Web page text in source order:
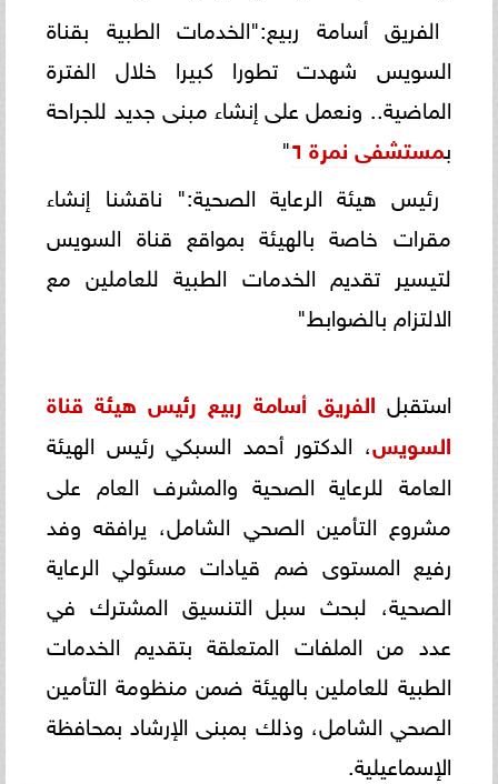
الفريق أسامة ربيع:"الخدمات الطبية بقناة
السويس شهدت تطورا كبيرا خلال الفترة
الماضية.. ونعمل على إنشاء مبنى جديد للجراحة
بمستشفى نمرة ٦ "
رئيس هيئة الرعاية الصحية:" ناقشنا إنشاء
مقرات خاصة بالهيئة بمواقع قناة السويس
لتيسير تقديم الخدمات الطبية للعاملين مع
الالتزام بالضوابط"
استقبل الفريق أسامة ربيع رئيس هيئة قناة
السويس، الدكتور أحمد السبكي رئيس الهيئة
العامة للرعاية الصحية والمشرف العام على
مشروع التأمين الصحي الشامل، يرافقه وفد
رفيع المستوى ضم قيادات مسئولي الرعاية
الصحية، لبحث سبل التنسيق المشترك في
عدد من الملفات المتعلقة بتقديم الخدمات
الطبية للعاملين بالهيئة ضمن منظومة التأمين
الصحي الشامل، وذلك بمبنى الإرشاد بمحافظة
الإسماعيلية.